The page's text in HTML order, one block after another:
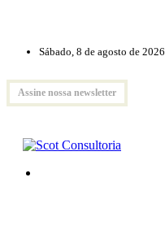
Sábado, 8 de agosto de 2026
Assine nossa newsletter